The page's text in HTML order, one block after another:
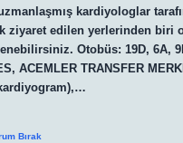
kardiyologlar
edilen yerlerinden biri
Otobüs: 19D, 6A,
ACEMLER TRANSFER
Bırak